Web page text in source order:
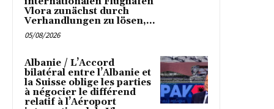
Vlora zunächst durch
Verhandlungen zu lösen,...
05/08/2026
Albanie / L’Accord
bilatéral entre l’Albanie et
la Suisse oblige les parties
à négocier le différend
relatif à l’Aéroport